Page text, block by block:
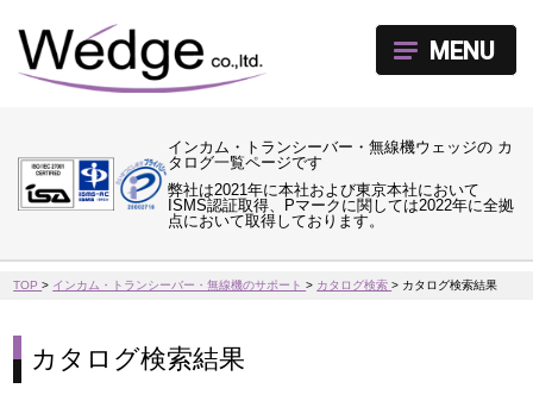
インカム・トランシーバー・無線機ウェッジの カ
タログ一覧ページです
弊社は2021年に本社および東京本社において
ISMS認証取得、Pマークに関しては2022年に全拠
点において取得しております。
MENU
TOP> インカム・トランシーバー・無線機のサポート> カタログ検索> カタログ検索結果
カタログ検索結果